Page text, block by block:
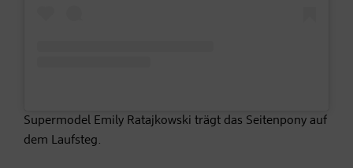
Supermodel Emily Ratajkowski trägt das Seitenpony auf
dem Laufsteg.